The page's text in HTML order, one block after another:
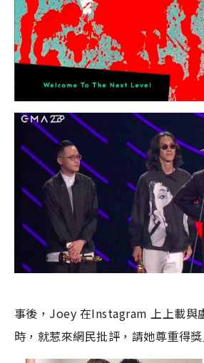
事後，Joey 在Instagram 上上載與
時，就惹來網民批評，請她尊重得獎